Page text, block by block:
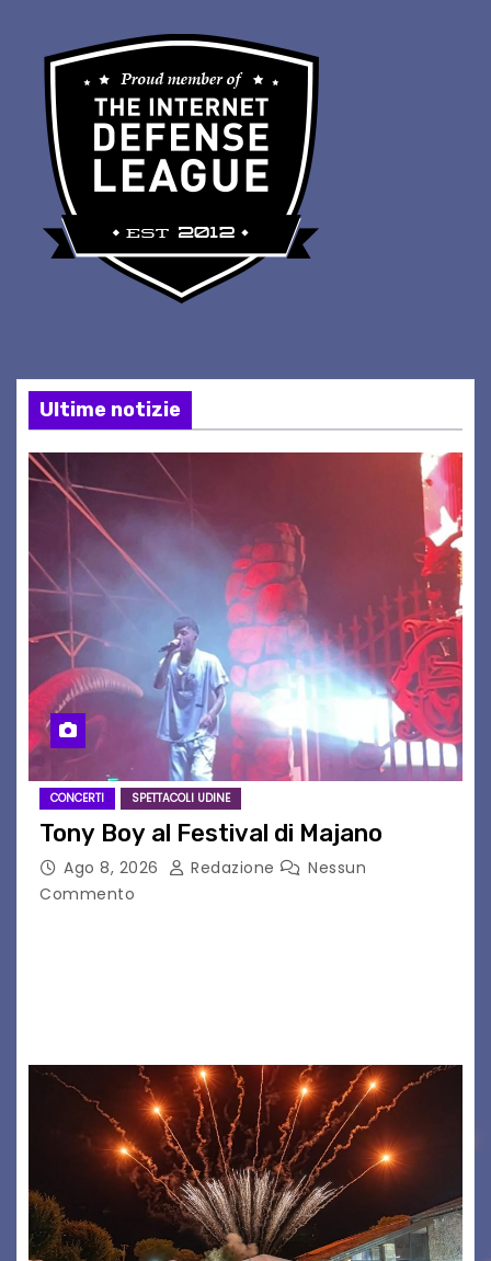
Ultime notizie
CONCERTI SPETTACOLI UDINE
Tony Boy al Festival di Majano
Ago 8, 2026 Redazione
Nessun
Commento